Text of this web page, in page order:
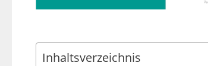
Inhaltsverzeichnis